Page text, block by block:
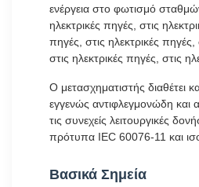
ενέργεια στο φωτισμό
ηλεκτρικές πηγές, στις
πηγές, στις ηλεκτρικές πηγές,
στις ηλεκτρικές πηγές, στις
Ο μετασχηματιστής διαθέτει
εγγενώς αντιφλεγμονώδη και
τις συνεχείς λειτουργικές
πρότυπα IEC 60076-11 και
Βασικά Σημεία